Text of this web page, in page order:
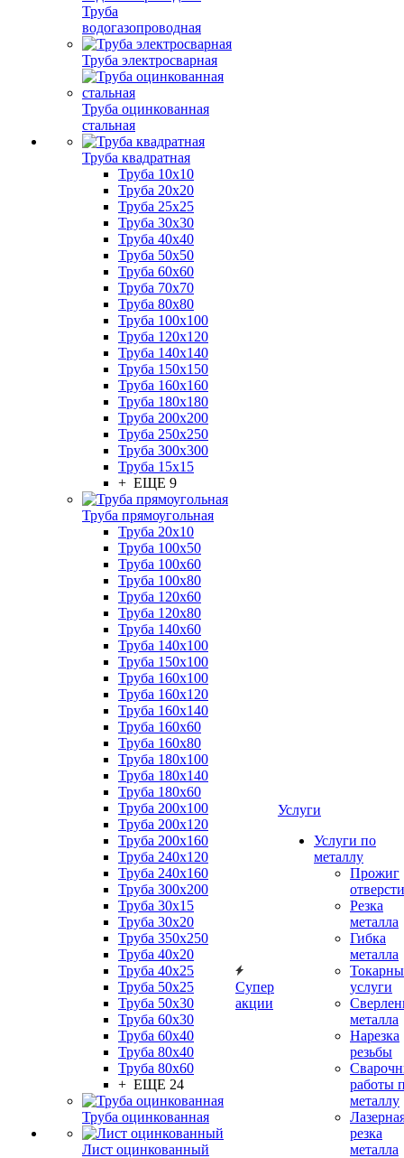
Труба
водогазопроводная
Труба электросварная
Труба оцинкованная
стальная
Труба квадратная
Труба 10x10
Труба 20x20
Труба 25x25
Труба 30x30
Труба 40x40
Труба 50x50
Труба 60x60
Труба 70x70
Труба 80x80
Труба 100x100
Труба 120x120
Труба 140x140
Труба 150x150
Труба 160x160
Труба 180x180
Труба 200x200
Труба 250x250
Труба 300x300
Труба 15x15
+ ЕЩЕ 9
Труба прямоугольная
Труба 20x10
Труба 100x50
Труба 100x60
Труба 100x80
Труба 120x60
Труба 120x80
Труба 140x60
Труба 140x100
Труба 150x100
Труба 160x100
Труба 160x120
Труба 160x140
Труба 160x60
Труба 160x80
Труба 180x100
Труба 180x140
Труба 180x60
Труба 200x100
Труба 200x120
Труба 200x160
Труба 240x120
Труба 240x160
Труба 300x200
Труба 30x15
Труба 30x20
Труба 350x250
Труба 40x20
Труба 40x25
Труба 50x25
Труба 50x30
Труба 60x30
Труба 60x40
Труба 80x40
Труба 80x60
+ ЕЩЕ 24
Труба оцинкованная
Лист оцинкованный
Супер
акции
Услуги
Услуги по
металлу
Прожиг
Резка
металла
Гибка
металла
услуги
металла
Нарезка
резьбы
работы
металлу
резка
металла